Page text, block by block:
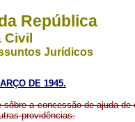
República
Civil
Jurídicos
DE 1945.
sôbre a concessão de ajuda
providências.